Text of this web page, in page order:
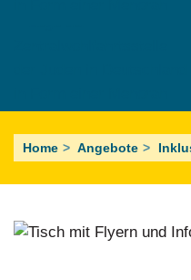
Projekte
Home Angebote